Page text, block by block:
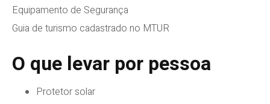
Equipamento de Segurança
Guia de turismo cadastrado no MTUR
O que levar por pessoa
Protetor solar